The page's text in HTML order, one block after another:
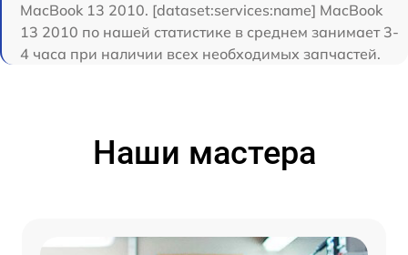
MacBook 13 2010. [dataset:services:name] MacBook
13 2010 по нашей статистике в среднем занимает 3-
4 часа при наличии всех необходимых запчастей.
Наши мастера